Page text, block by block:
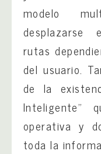
modelo
desplazarse
rutas
del usuario.
de la
Inteligente”
operativa y
toda la